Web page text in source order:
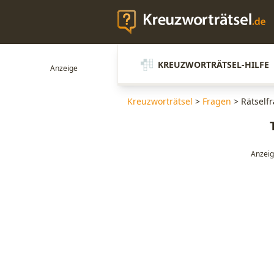
KREUZWORTRÄTSEL-HILFE
Kreuzworträtsel > Fragen >